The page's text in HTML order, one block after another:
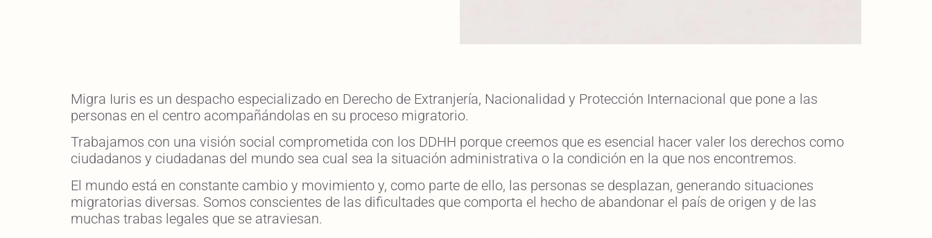
Migra Iuris es un despacho especializado en Derecho de Extranjería, Nacionalidad y Protección Internacional que pone a las
personas en el centro acompañándolas en su proceso migratorio.
Trabajamos con una visión social comprometida con los DDHH porque creemos que es esencial hacer valer los derechos como
ciudadanos y ciudadanas del mundo sea cual sea la situación administrativa o la condición en la que nos encontremos.
El mundo está en constante cambio y movimiento y, como parte de ello, las personas se desplazan, generando situaciones
migratorias diversas. Somos conscientes de las dificultades que comporta el hecho de abandonar el país de origen y de las
muchas trabas legales que se atraviesan.